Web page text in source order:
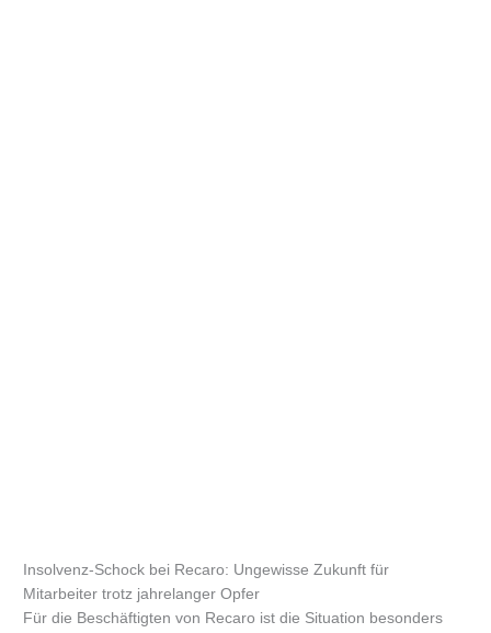
Insolvenz-Schock bei Recaro: Ungewisse Zukunft für
Mitarbeiter trotz jahrelanger Opfer
Für die Beschäftigten von Recaro ist die Situation besonders